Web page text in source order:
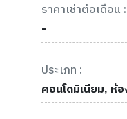
ราคาเช่าต่อเดือน :
-
ประเภท :
คอนโดมิเนียม, ห้